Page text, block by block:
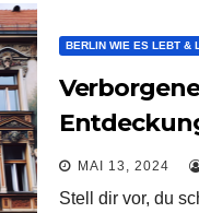
BERLIN WIE ES LEBT &
MAI 13, 2024
Stell dir vor, du